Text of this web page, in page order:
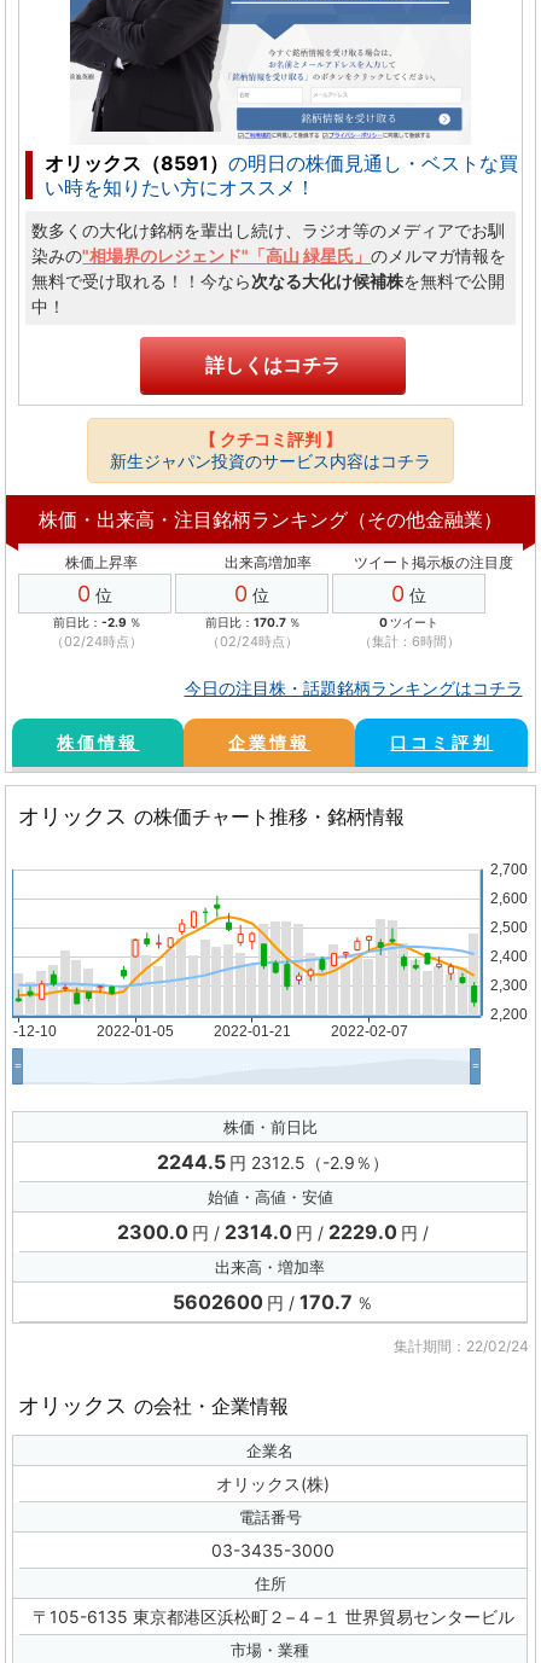
オリックス（8591）の明日の株価見通し・ベストな買
い時を知りたい方にオススメ！
数多くの大化け銘柄を輩出し続け、ラジオ等のメディアでお馴
染みの"相場界のレジェンド"「高山 緑星氏 」のメルマガ情報を
無料で受け取れる！！今なら次なる大化け候補株を無料で公開
中！
詳しくはコチラ
【 クチコミ評判 】
新生ジャパン投資のサービス内容はコチラ
株価・出来高・注目銘柄ランキング（その他金融業）
株価上昇率 出来高増加率 ツイート掲示板の注目度
0 位 0 位 0 位
前日比： -2.9 ％
（02/24時点）
前日比： 170.7 ％
（02/24時点）
0ツイート
（集計：6時間）
今日の注目株・話題銘柄ランキングはコチラ
株価情報 企業情報 口コミ評判
オリックス の株価チャート推移・銘柄情報
株価・前日比
2244.5 円 2312.5（-2.9％）
始値・高値・安値
2300.0 円 2314.0 円 2229.0 円
出来高・増加率
5602600 円 170.7 ％
集計期間：22/02/24
オリックス の会社・企業情報
企業名
オリックス(株)
電話番号
03-3435-3000
住所
〒105-6135 東京都港区浜松町２−４−１ 世界貿易センタービル
市場・業種